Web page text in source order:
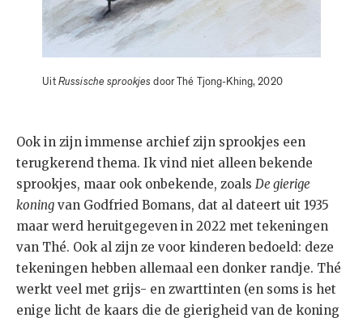
UitRussische sprookjes door Thé Tjong-Khing, 2020
Ook in zijn immense archief zijn sprookjes een
terugkerend thema. Ik vind niet alleen bekende
sprookjes, maar ook onbekende, zoals De gierige
koning van Godfried Bomans, dat al dateert uit 1935
maar werd heruitgegeven in 2022 met tekeningen
van Thé. Ook al zijn ze voor kinderen bedoeld: deze
tekeningen hebben allemaal een donker randje. Thé
werkt veel met grijs- en zwarttinten (en soms is het
enige licht de kaars die de gierigheid van de koning